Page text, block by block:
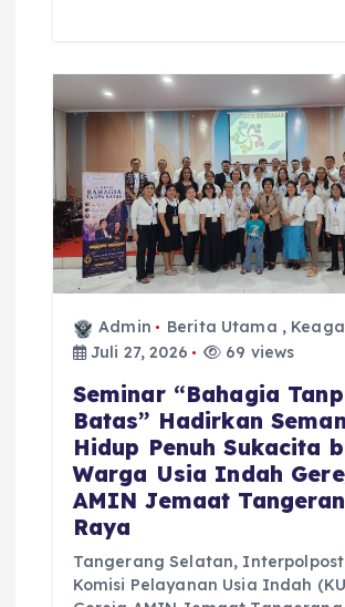
Admin Berita Utama ,
Juli 27, 2026
69 views
Seminar “Bahagia
Batas” Hadirkan
Hidup Penuh Sukacita
Warga Usia Indah
AMIN Jemaat
Raya
Tangerang Selatan,
Komisi Pelayanan Usia Indah